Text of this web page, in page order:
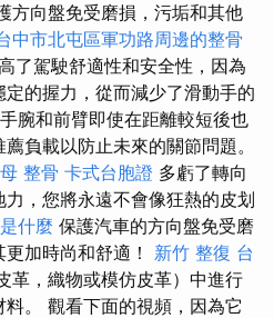
方向盤免受磨損，污垢和其他
中市北屯區軍功路周邊的整骨
了駕駛舒適性和安全性，因為
的握力，從而減少了滑動手的
腕和前臂即使在距離較短後也
負載以防止未來的關節問題。
整骨 卡式台胞證 多虧了轉向
，您將永遠不會像狂熱的皮划
什麼 保護汽車的方向盤免受磨
加時尚和舒適！ 新竹 整復 台
革，織物或模仿皮革）中進行
。 觀看下面的視頻，因為它